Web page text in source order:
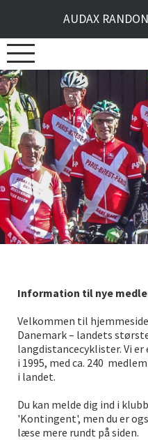
AUDAX
Information til nye
Velkommen til
Danemark – landets
langdistancecyklister. Vi
i 1995, med ca. 240
i landet.
Du kan melde dig ind i
'Kontingent', men du er
læse mere rundt på siden.